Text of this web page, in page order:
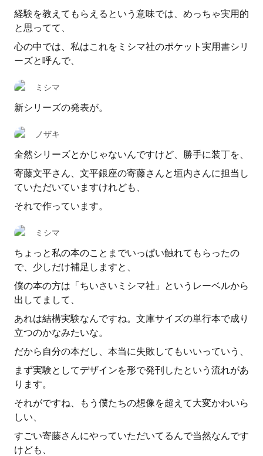
経験を教えてもらえるという意味では、めっちゃ実用的
と思ってて、
心の中では、私はこれをミシマ社のポケット実用書シリ
ーズと呼んで、
ミシマ
新シリーズの発表が。
ノザキ
全然シリーズとかじゃないんですけど、勝手に装丁を、
寄藤文平さん、文平銀座の寄藤さんと垣内さんに担当し
ていただいていますけれども、
それで作っています。
ミシマ
ちょっと私の本のことまでいっぱい触れてもらったの
で、少しだけ補足しますと、
僕の本の方は「ちいさいミシマ社」というレーベルから
出してまして、
あれは結構実験なんですね。文庫サイズの単行本で成り
立つのかなみたいな。
だから自分の本だし、本当に失敗してもいいっていう、
まず実験としてデザインを形で発刊したという流れがあ
ります。
それがですね、もう僕たちの想像を超えて大変かわいら
しい、
すごい寄藤さんにやっていただいてるんで当然なんです
けども、